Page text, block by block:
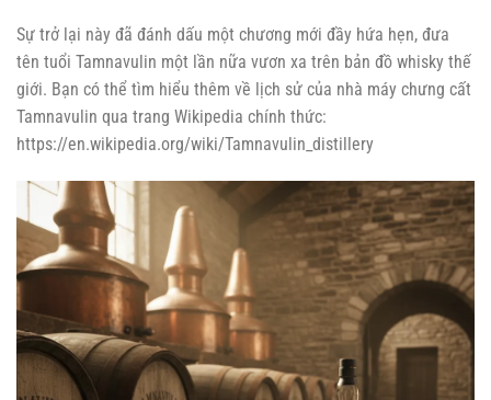
Sự trở lại này đã đánh dấu một chương mới đầy hứa hẹn, đưa
tên tuổi Tamnavulin một lần nữa vươn xa trên bản đồ whisky thế
giới. Bạn có thể tìm hiểu thêm về lịch sử của nhà máy chưng cất
Tamnavulin qua trang Wikipedia chính thức:
https://en.wikipedia.org/wiki/Tamnavulin_distillery